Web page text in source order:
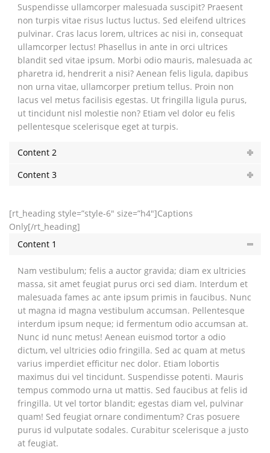
Suspendisse ullamcorper malesuada suscipit? Praesent
non turpis vitae risus luctus luctus. Sed eleifend ultrices
pulvinar. Cras lacus lorem, ultrices ac nisi in, consequat
ullamcorper lectus! Phasellus in ante in orci ultrices
blandit sed vitae ipsum. Morbi odio mauris, malesuada ac
pharetra id, hendrerit a nisi? Aenean felis ligula, dapibus
non urna vitae, ullamcorper pretium tellus. Proin non
lacus vel metus facilisis egestas. Ut fringilla ligula purus,
ut tincidunt nisl molestie non? Etiam vel dolor eu felis
pellentesque scelerisque eget at turpis.
Content 2
Content 3
[rt_heading style=”style-6″ size=”h4″]Captions
Only[/rt_heading]
Content 1
Nam vestibulum; felis a auctor gravida; diam ex ultricies
massa, sit amet feugiat purus orci sed diam. Interdum et
malesuada fames ac ante ipsum primis in faucibus. Nunc
ut magna id magna vestibulum accumsan. Pellentesque
interdum ipsum neque; id fermentum odio accumsan at.
Nunc id nunc metus! Aenean euismod tortor a odio
dictum, vel ultricies odio fringilla. Sed ac quam at metus
varius imperdiet efficitur nec dolor. Etiam lobortis
maximus dui vel tincidunt. Suspendisse potenti. Mauris
tempus commodo urna ut mattis. Sed faucibus at felis id
fringilla. Ut vel tortor blandit; egestas diam vel, pulvinar
quam! Sed feugiat ornare condimentum? Cras posuere
purus id vulputate sodales. Curabitur scelerisque a justo
at feugiat.